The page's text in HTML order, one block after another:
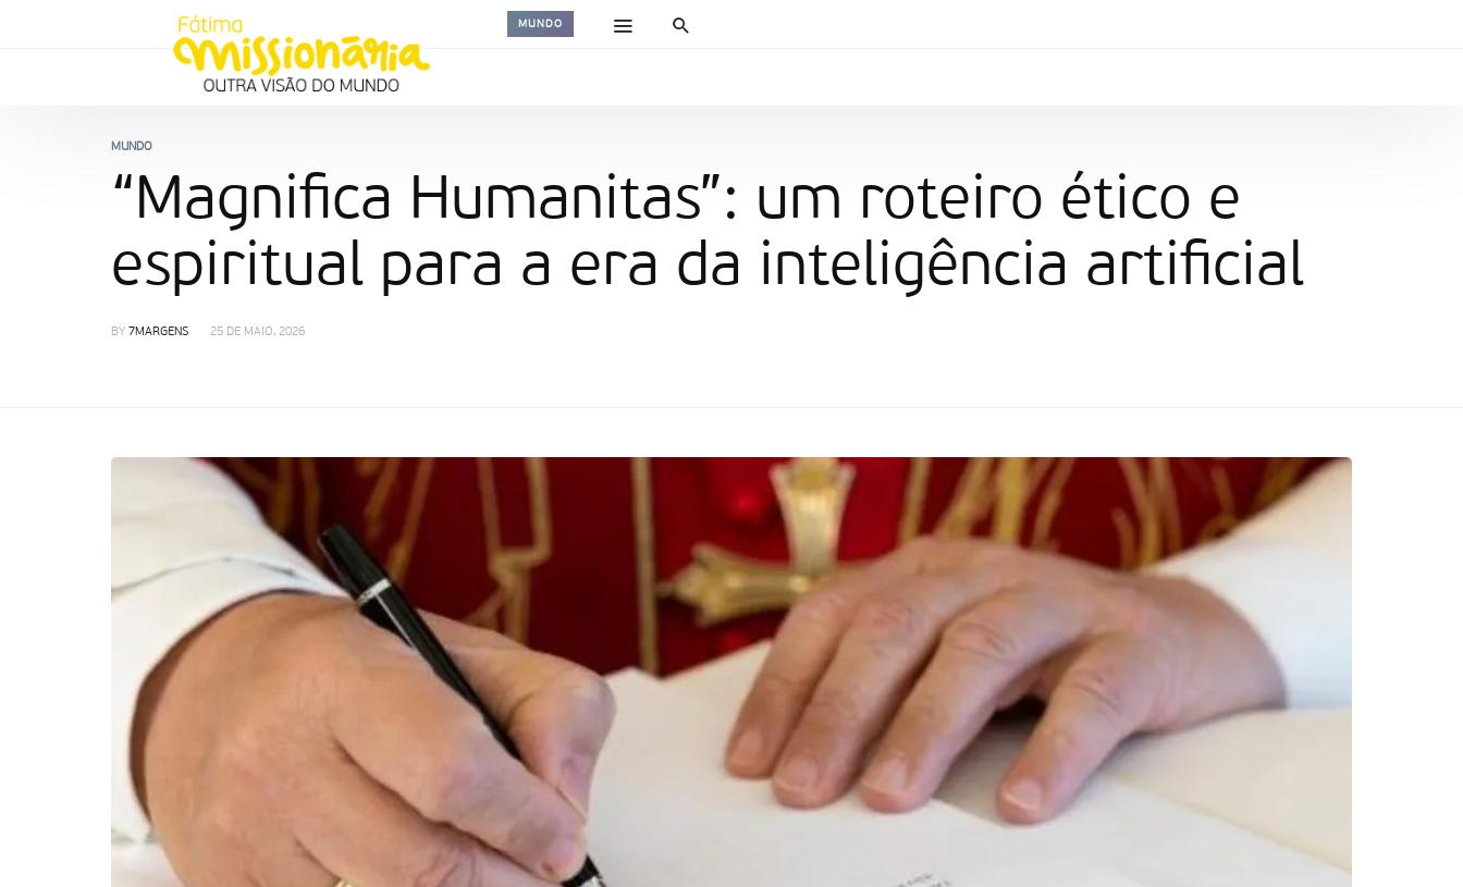
MUNDO
MUNDO
“Magnifica Humanitas”: um roteiro ético e
espiritual para a era da inteligência artificial
BY 7MARGENS 25 DE MAIO, 2026